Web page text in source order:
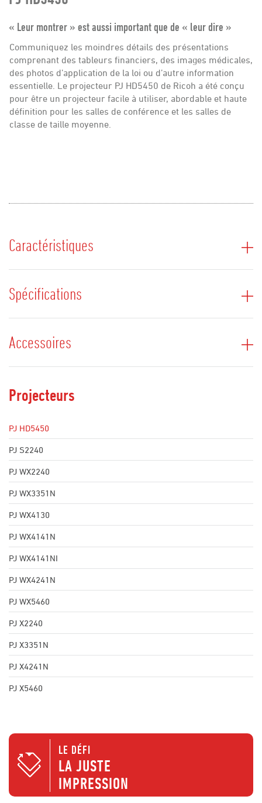
Nous joindre
« Leur montrer » est aussi important que de « leur dire »
Communiquez les moindres détails des présentations
comprenant des tableurs financiers, des images médicales,
des photos d’application de la loi ou d’autre information
essentielle. Le projecteur PJ HD5450 de Ricoh a été conçu
pour être un projecteur facile à utiliser, abordable et haute
définition pour les salles de conférence et les salles de
classe de taille moyenne.
Caractéristiques
Spécifications
Accessoires
Projecteurs
PJ HD5450
PJ S2240
PJ WX2240
PJ WX3351N
PJ WX4130
PJ WX4141N
PJ WX4141NI
PJ WX4241N
PJ WX5460
PJ X2240
PJ X3351N
PJ X4241N
PJ X5460
LE DÉFI
LA JUSTE
IMPRESSION